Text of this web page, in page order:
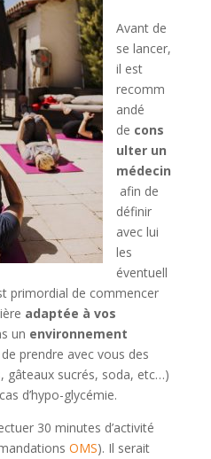
Avant de
se lancer,
il est
recomm
andé
de cons
ulter un
médecin
afin de
définir
avec lui
les
éventuell
primordial de commencer
adaptée à vos
un environnement
prendre avec vous des
gâteaux sucrés, soda, etc…)
d’hypo-glycémie.
30 minutes d’activité
OMS). Il serait